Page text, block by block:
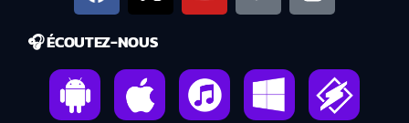
🎧 ÉCOUTEZ-NOUS